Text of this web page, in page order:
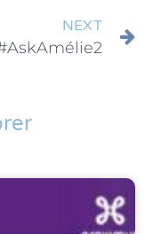
NEXT